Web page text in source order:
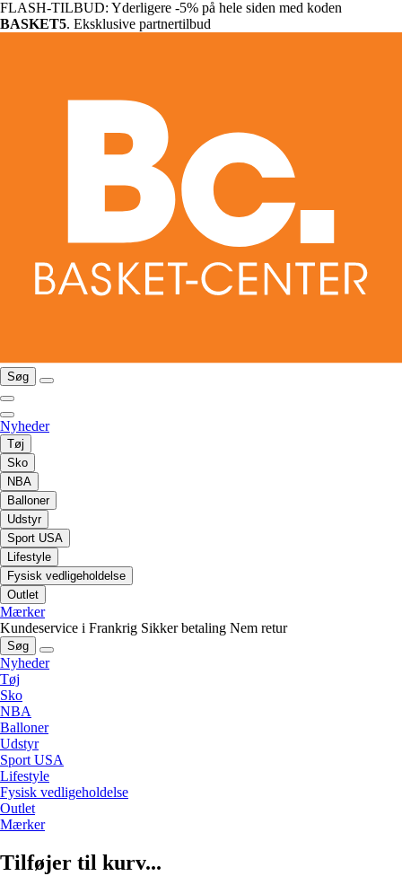
FLASH-TILBUD: Yderligere -5% på hele siden med koden
BASKET5. Eksklusive partnertilbud
Søg
Nyheder
Tøj
Sko
NBA
Balloner
Udstyr
Sport USA
Lifestyle
Fysisk vedligeholdelse
Outlet
Mærker
Kundeservice i Frankrig Sikker betaling Nem retur
Søg
Nyheder
Tøj
Sko
NBA
Balloner
Udstyr
Sport USA
Lifestyle
Fysisk vedligeholdelse
Outlet
Mærker
Tilføjer til kurv...